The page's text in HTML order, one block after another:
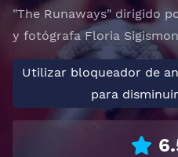
"The Runaways" dirigido
y fotógrafa Floria
Utilizar bloqueador de
para